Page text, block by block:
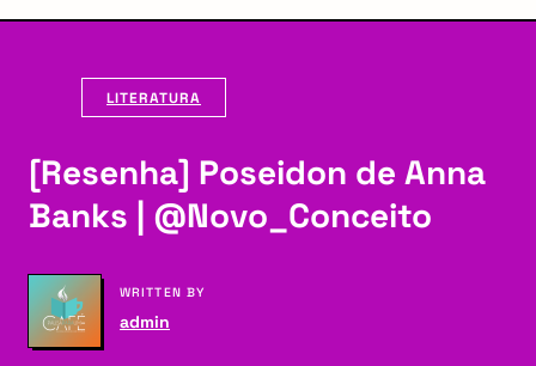
LITERATURA
[Resenha] Poseidon de Anna
Banks | @Novo_Conceito
WRITTEN BY
admin